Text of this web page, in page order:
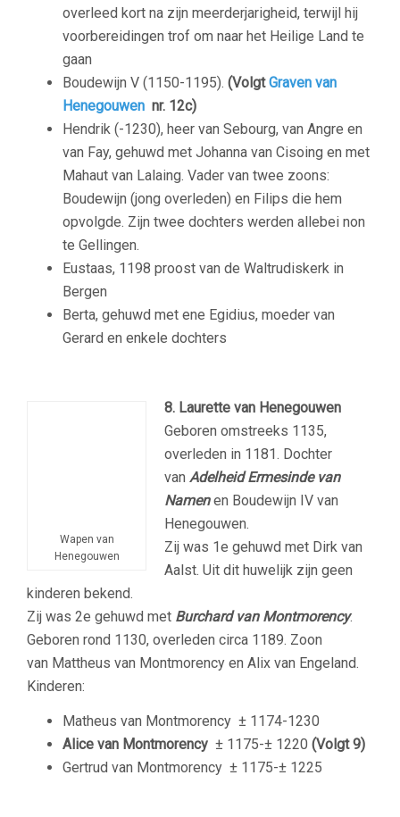
overleed kort na zijn meerderjarigheid, terwijl hij
voorbereidingen trof om naar het Heilige Land te
gaan
Boudewijn V (1150-1195). (VolgtGraven van
Henegouwen nr. 12c)
Hendrik (-1230), heer van Sebourg, van Angre en
van Fay, gehuwd met Johanna van Cisoing en met
Mahaut van Lalaing. Vader van twee zoons:
Boudewijn (jong overleden) en Filips die hem
opvolgde. Zijn twee dochters werden allebei non
te Gellingen.
Eustaas, 1198 proost van de Waltrudiskerk in
Bergen
Berta, gehuwd met ene Egidius, moeder van
Gerard en enkele dochters
Wapen van
Henegouwen
8. Laurette van Henegouwen
Geboren omstreeks 1135,
overleden in 1181. Dochter
van Adelheid Ermesinde van
Namenen Boudewijn IV van
Henegouwen.
Zij was 1e gehuwd met Dirk van
Aalst. Uit dit huwelijk zijn geen
kinderen bekend.
Zij was 2e gehuwd met Burchard van Montmorency.
Geboren rond 1130, overleden circa 1189. Zoon
van Mattheus van Montmorency en Alix van Engeland.
Kinderen:
Matheus van Montmorency ± 1174-1230
Alice van Montmorency ± 1175-± 1220 (Volgt 9)
Gertrud van Montmorency ± 1175-± 1225